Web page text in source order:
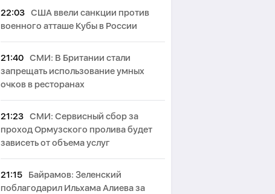
22:03 США ввели санкции против
военного атташе Кубы в России
21:40 СМИ: В Британии стали
запрещать использование умных
очков в ресторанах
21:23 СМИ: Сервисный сбор за
проход Ормузского пролива будет
зависеть от объема услуг
21:15
Байрамов: Зеленский
поблагодарил Ильхама Алиева за